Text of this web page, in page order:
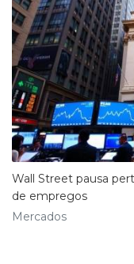
Wall Street pausa
de empregos
Mercados